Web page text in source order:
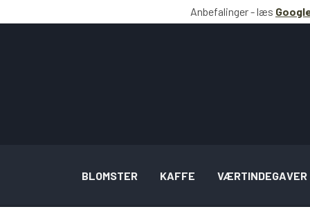
Anbefalinger - læs
BLOMSTER KAFFE VÆRTINDEGAVER